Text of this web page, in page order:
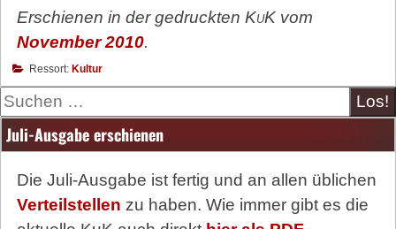
Erschienen in der gedruckten KuKvom
November 2010.
Ressort: Kultur
Suche
Juli-Ausgabe erschienen
Die Juli-Ausgabe ist fertig und an allen üblichen
Verteilstellen zu haben. Wie immer gibt es die